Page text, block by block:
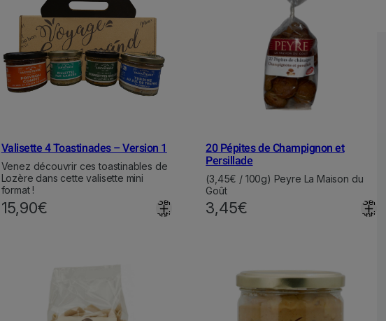
Valisette 4 Toastinades – Version 1
Venez découvrir ces toastinables de
Lozère dans cette valisette mini
format !
15,90€
Select
options
20 Pépites de Champignon et
Persillade
(3,45€ / 100g) Peyre La Maison du
Goût
3,45€
Select
options